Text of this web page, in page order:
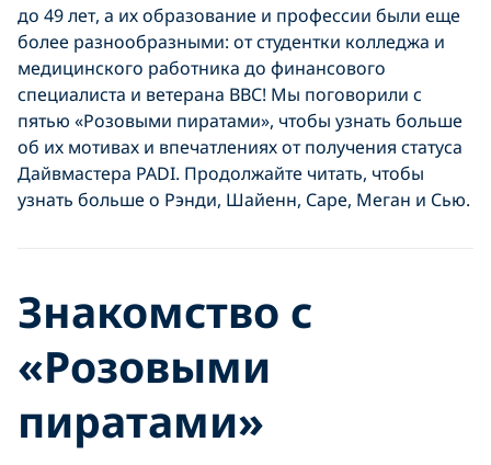
до 49 лет, а их образование и профессии были еще
более разнообразными: от студентки колледжа и
медицинского работника до финансового
специалиста и ветерана ВВС! Мы поговорили с
пятью «Розовыми пиратами», чтобы узнать больше
об их мотивах и впечатлениях от получения статуса
Дайвмастера PADI. Продолжайте читать, чтобы
узнать больше о Рэнди, Шайенн, Саре, Меган и Сью.
Знакомство с
«Розовыми
пиратами»